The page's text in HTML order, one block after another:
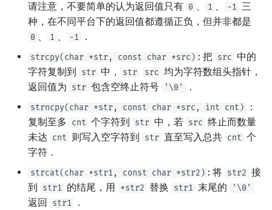
CP Editor
排序相关 STL
DP 套 DP
DP 优化
其它 DP 方法
阶乘取模
同余方程
阶 & 原根
高次剩余 & 单位根
形式幂级数复合|复合逆
指数生成函数
Pólya 计数
线性代数
线性规划
抽象代数
博弈论
数值算法
序理论
划分树
二叉搜索树 & 平衡树
跳表
可持久化数据结构
树套树
K-D Tree
动态树
环计数问题
最小环
2-SAT
哈密顿图
二分图
平面图
计算几何杂项
主元素问题
Garsia–Wachs 算法
15-puzzle
珂朵莉树/颜色段均摊
空间优化简介
请注意，不要简单的认为返回值只有 0 、 1 、 -1 三
种，在不同平台下的返回值都遵循正负，但并非都是
0 、 1 、 -1 ．
strcpy(char *str, const char *src) : 把 src 中的
字符复制到 str 中， str src 均为字符数组头指针，
返回值为 str 包含空终止符号 '\0' ．
strncpy(char *str, const char *src, int cnt)
：
复制至多 cnt 个字符到 str 中，若 src 终止而数量
未达 cnt 则写入空字符到 str 直至写入总共 cnt 个
字符．
strcat(char *str1, const char *str2) : 将 str2 接
到 str1 的结尾，用 *str2 替换 str1 末尾的 '\0'
返回 str1 ．